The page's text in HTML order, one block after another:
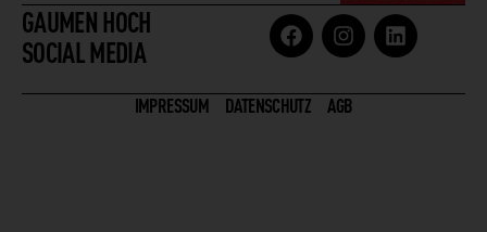
GAUMEN HOCH
SOCIAL MEDIA
IMPRESSUM DATENSCHUTZ AGB